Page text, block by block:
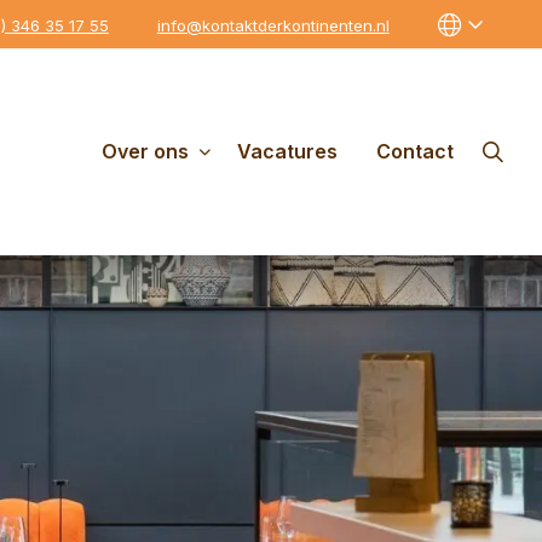
346 35 17 55 info@kontaktderkontinenten.nl
Over ons Vacatures Contact